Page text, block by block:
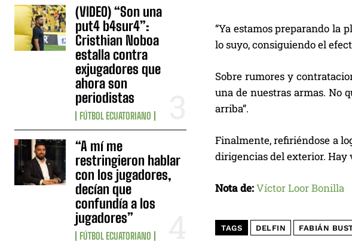
(VIDEO) “Son una
put4 b4sur4”:
Cristhian Noboa
estalla contra
exjugadores que
ahora son
periodistas
FÚTBOL ECUATORIANO
“A mí me
restringieron hablar
con los jugadores,
decían que
confundía a los
jugadores”
FÚTBOL ECUATORIANO
“Ya estamos preparando la
lo suyo, consiguiendo el
Sobre rumores y
una de nuestras armas. No
arriba”.
Finalmente, refiriéndose a
dirigencias del exterior. Hay
Nota de:Víctor Loor Bonilla
TAGS DELFIN FABIÁN